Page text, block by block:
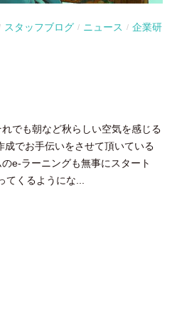
スタッフブログ / ニュース / 企業研
でも朝など秋らしい空気を感じる
でお手伝いをさせて頂いている
e-ラーニングも無事にスタート
てくるようにな...